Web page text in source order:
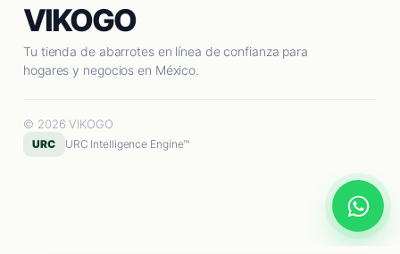
VIKOGO
Tu tienda de abarrotes en línea de confianza para
hogares y negocios en México.
© 2026 VIKOGO
URC URC Intelligence Engine™